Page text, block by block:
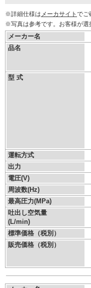
※詳細仕様は メーカサイト でご
※写真は参考です。お客様が選
メーカー名
品名
型 式
運転方式
出力
電圧(V)
周波数(Hz)
最高圧力(MPa)
吐出し空気量
(L/min)
標準価格（税別）
販売価格（税別）